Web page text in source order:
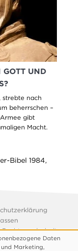
GOTT UND
strebte nach
beherrschen –
gibt
Macht.
Bibel 1984,
Rechte vorbehalten
Daten
Marketing,